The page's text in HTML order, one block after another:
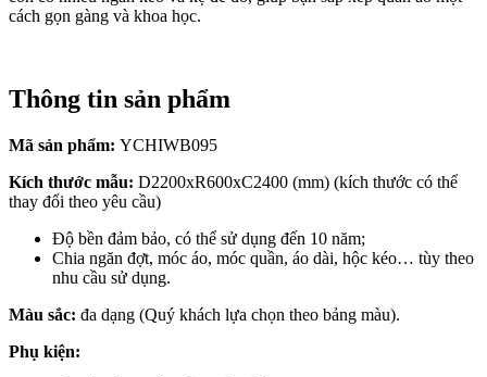
cách gọn gàng và khoa học.
Thông tin sản phẩm
Mã sản phẩm: YCHIWB095
Kích thước mẫu: D2200xR600xC2400 (mm) (kích thước có thể
thay đổi theo yêu cầu)
Độ bền đảm bảo, có thể sử dụng đến 10 năm;
Chia ngăn đợt, móc áo, móc quần, áo dài, hộc kéo… tùy theo
nhu cầu sử dụng.
Màu sắc: đa dạng (Quý khách lựa chọn theo bảng màu).
Phụ kiện: